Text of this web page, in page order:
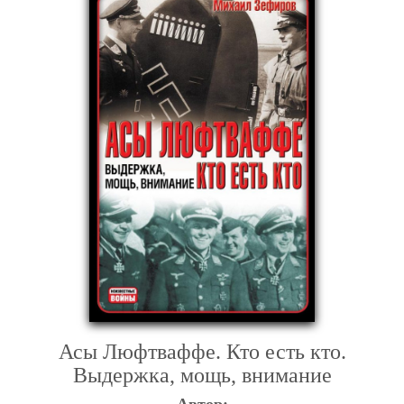
Асы Люфтваффе. Кто есть кто.
Выдержка, мощь, внимание